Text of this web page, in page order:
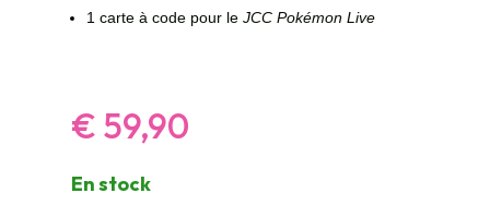
1 carte à code pour le JCC Pokémon Live
€ 59,90
En stock